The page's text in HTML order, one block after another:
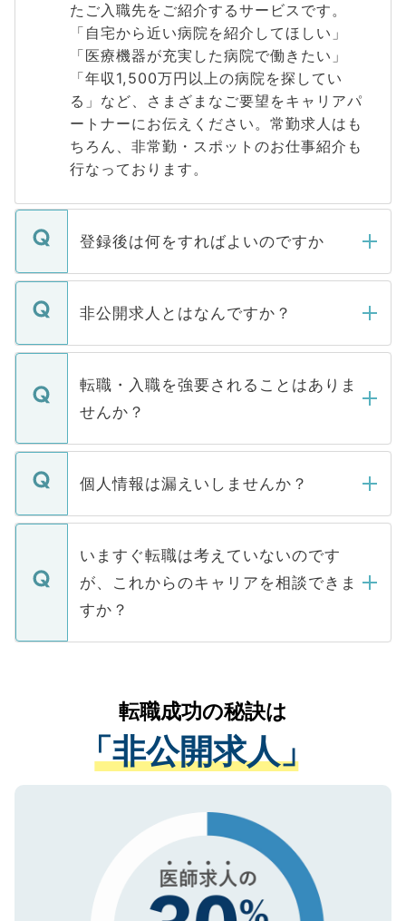
たご入職先をご紹介するサービスです。
「自宅から近い病院を紹介してほしい」
「医療機器が充実した病院で働きたい」
「年収1,500万円以上の病院を探してい
る」など、さまざまなご要望をキャリアパ
ートナーにお伝えください。常勤求人はも
ちろん、非常勤・スポットのお仕事紹介も
行なっております。
登録後は何をすればよいのですか
ご登録いただきましたら、弊社担当者がご
登録内容を確認し、その後メールもしくは
ます。通常、5営業日以内にはご連絡をせて
いただきますので、しばらくお待ちくださ
非公開求人とはなんですか？
マイナビDOCTORで取り扱っている求人の
うち約3割は、Webサイトからご覧いただ
けない「非公開求人」です。非公開求人は
下記の理由によって、一般には公開してい
ません。
■応募殺到を避けるため 人気のある医療機
関を公にしてしまうと、応募が殺到する場
に、医療機関が求める条件に合った人材の
みを人材紹介会社に依頼するケースが増え
ています。
転職・入職を強要されることはありま
せんか？
転職・入職を強要することは一切ありませ
ん。また、仮に応募先から内定をいただい
定を承諾する必要はありません。内定先へ
の辞退の連絡はキャリアパートナーが行い
個人情報は漏えいしませんか？
個人情報が漏えいすることはありませんの
で、ご安心ください。当サイトからの登録
などで収集したご登録者様の個人情報は、
ご本人のキャリアアップおよび転職活動の
支援を目的に使用いたします。お預かりし
ているすべての個人データはご本人の許可
は、個人情報の取り扱いについての厳密な
管理基準を満たした事業者のみに付与され
る、プライバシーマークを取得済みです。
で、機密保持に関してもご安心ください。
いますぐ転職は考えていないのです
が、これからのキャリアを相談できま
すか？
かがいして、現在の医療機関の状況や紹介
経験をまじえながら、適切なアドバイスを
させていただきます。すぐにご転職をされ
ない方には、長期的なサポートが可能です
ので、まずはご登録ください。
転職成功の秘訣は
「非公開求人」